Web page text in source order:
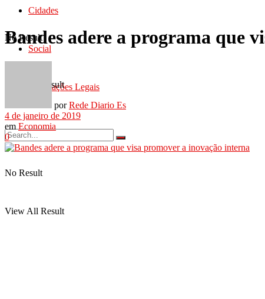
Cidades
Social
Publicações Legais
No Result
View All Result
No Result
View All Result
Bandes adere a programa que
por Rede Diario Es
4 de janeiro de 2019
em Economia
0